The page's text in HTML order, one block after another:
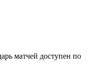
матчей доступен по